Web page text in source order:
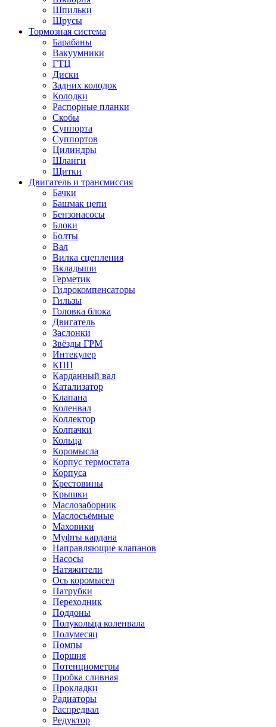
Шпильки
Шрусы
Тормозная система
Барабаны
Вакуумники
ГТЦ
Диски
Задних колодок
Колодки
Распорные планки
Скобы
Суппорта
Суппортов
Цилиндры
Шланги
Щитки
Двигатель и трансмиссия
Бачки
Башмак цепи
Бензонасосы
Блоки
Болты
Вал
Вилка сцепления
Вкладыши
Герметик
Гидрокомпенсаторы
Гильзы
Головка блока
Двигатель
Заслонки
Звёзды ГРМ
Интекулер
КПП
Карданный вал
Катализатор
Клапана
Коленвал
Коллектор
Колпачки
Кольца
Коромысла
Корпус термостата
Корпуса
Крестовины
Крышки
Маслозаборник
Маслосъёмные
Маховики
Муфты кардана
Направляющие клапанов
Насосы
Натяжители
Ось коромысел
Патрубки
Переходник
Поддоны
Полукольца коленвала
Полумесяц
Помпы
Поршня
Потенциометры
Пробка сливная
Прокладки
Радиаторы
Распредвал
Редуктор